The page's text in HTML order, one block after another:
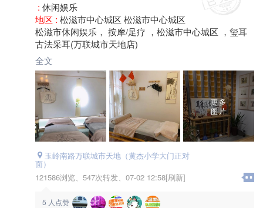
: 休闲娱乐
地区 : 松滋市中心城区 松滋市中心城区
松滋市休闲娱乐， 按摩/足疗 ，松滋市中心城区 ，玺耳
古法采耳(万联城市天地店)
全文
更多
图片
玉岭南路万联城市天地（黄杰小学大门正对
面）
121586浏览、 547次转发、 07-02 12:58[刷新]
5 人点赞